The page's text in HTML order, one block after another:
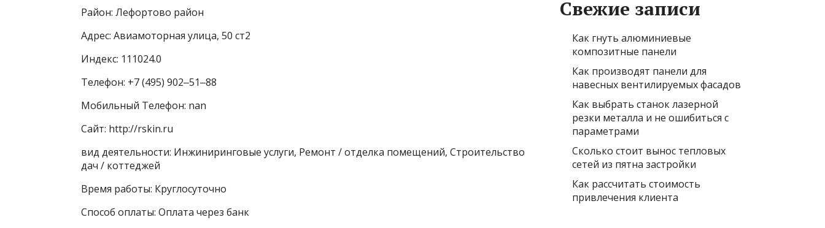
Район: Лефортово район
Адрес: Авиамоторная улица, 50 ст2
Индекс: 111024.0
Телефон: +7 (495) 902‒51‒88
Мобильный Телефон: nan
Сайт: http://rskin.ru
вид деятельности: Инжиниринговые услуги, Ремонт / отделка помещений, Строительство
дач / коттеджей
Время работы: Круглосуточно
Способ оплаты: Оплата через банк
Свежие записи
Как гнуть алюминиевые
композитные панели
Как производят панели для
навесных вентилируемых фасадов
Как выбрать станок лазерной
резки металла и не ошибиться с
параметрами
Сколько стоит вынос тепловых
сетей из пятна застройки
Как рассчитать стоимость
привлечения клиента